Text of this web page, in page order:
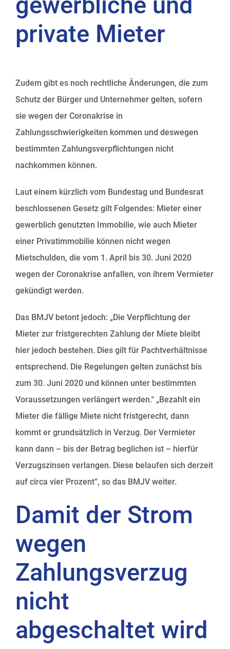
private Mieter
Zudem gibt es noch rechtliche Änderungen, die zum
Schutz der Bürger und Unternehmer gelten, sofern
sie wegen der Coronakrise in
Zahlungsschwierigkeiten kommen und deswegen
bestimmten Zahlungsverpflichtungen nicht
nachkommen können.
Laut einem kürzlich vom Bundestag und Bundesrat
beschlossenen Gesetz gilt Folgendes: Mieter einer
gewerblich genutzten Immobilie, wie auch Mieter
einer Privatimmobilie können nicht wegen
Mietschulden, die vom 1. April bis 30. Juni 2020
wegen der Coronakrise anfallen, von ihrem Vermieter
gekündigt werden.
Das BMJV betont jedoch: „Die Verpflichtung der
Mieter zur fristgerechten Zahlung der Miete bleibt
hier jedoch bestehen. Dies gilt für Pachtverhältnisse
entsprechend. Die Regelungen gelten zunächst bis
zum 30. Juni 2020 und können unter bestimmten
Voraussetzungen verlängert werden.“ „Bezahlt ein
Mieter die fällige Miete nicht fristgerecht, dann
kommt er grundsätzlich in Verzug. Der Vermieter
kann dann – bis der Betrag beglichen ist – hierfür
Verzugszinsen verlangen. Diese belaufen sich derzeit
auf circa vier Prozent“, so das BMJV weiter.
Damit der Strom
wegen
Zahlungsverzug
nicht
abgeschaltet wird